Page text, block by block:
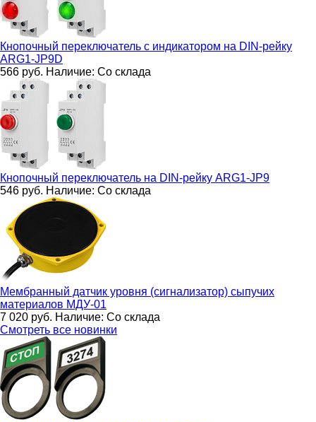
Кнопочный переключатель с индикатором на DIN-рейку
ARG1-JP9D
566 руб. Наличие: Со склада
Кнопочный переключатель на DIN-рейку ARG1-JP9
546 руб. Наличие: Со склада
Мембранный датчик уровня (сигнализатор) сыпучих
материалов МДУ-01
7 020 руб. Наличие: Со склада
Смотреть все новинки